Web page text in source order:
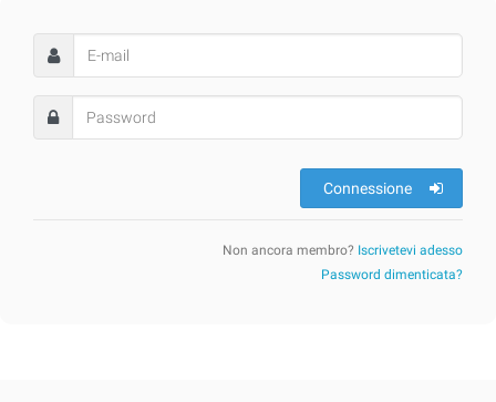
Connessione
Non ancora membro? Iscrivetevi adesso
Password dimenticata?